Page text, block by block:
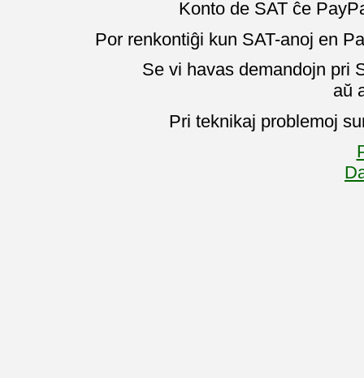
Konto de SAT ĉe
Por renkontiĝi kun SAT-anoj en
Se vi havas demandojn pri
aŭ
Pri teknikaj problemoj